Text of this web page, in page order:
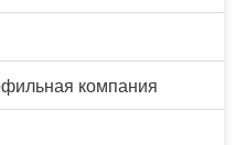
компания